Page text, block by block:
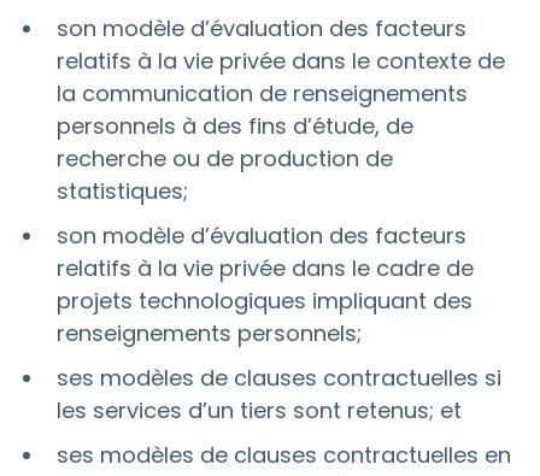
son modèle d’évaluation des facteurs
relatifs à la vie privée dans le contexte de
la communication de renseignements
personnels à des fins d’étude, de
recherche ou de production de
statistiques;
son modèle d’évaluation des facteurs
relatifs à la vie privée dans le cadre de
projets technologiques impliquant des
renseignements personnels;
ses modèles de clauses contractuelles si
les services d’un tiers sont retenus; et
ses modèles de clauses contractuelles en